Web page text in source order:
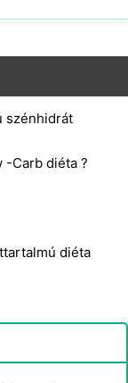
szénhidrát
-Carb diéta ?
diéta
Tények